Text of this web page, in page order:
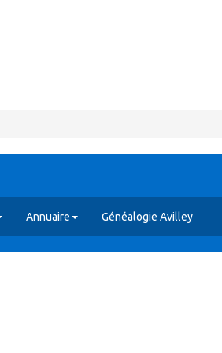
Annuaire Généalogie Avilley